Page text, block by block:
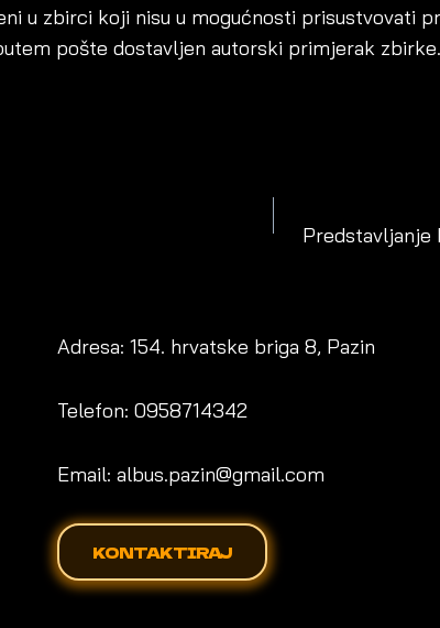
u zbirci koji nisu u mogućnosti prisustvovati
pošte dostavljen autorski primjerak zbirke.
Predstavljanje
Adresa: 154. hrvatske briga 8, Pazin
Telefon: 0958714342
Email: albus.pazin@gmail.com
KONTAKTIRAJ